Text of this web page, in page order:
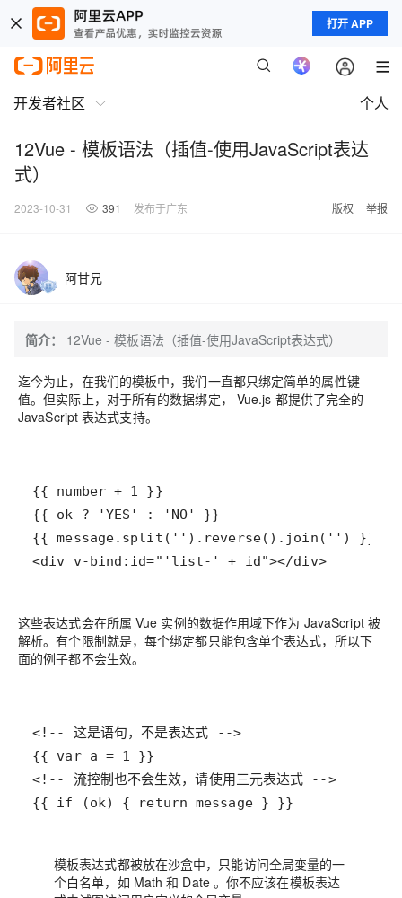
打开 APP
开发者社区 个人
12Vue - 模板语法（插值-使用JavaScript表达
式）
2023-10-31 391 发布于广东 版权 举报
阿甘兄
简介： 12Vue - 模板语法（插值-使用JavaScript表达式）
迄今为止，在我们的模板中，我们一直都只绑定简单的属性键
值。但实际上，对于所有的数据绑定， Vue.js 都提供了完全的
JavaScript 表达式支持。
<div v-bind:id="'list-' + id"></div>
这些表达式会在所属 Vue 实例的数据作用域下作为 JavaScript 被
解析。有个限制就是，每个绑定都只能包含单个表达式，所以下
面的例子都不会生效。
<!-- 这是语句，不是表达式 -->
<!-- 流控制也不会生效，请使用三元表达式 -->
{{ if (ok) { return message } }}
模板表达式都被放在沙盒中，只能访问全局变量的一
个白名单，如 Math 和 Date 。你不应该在模板表达